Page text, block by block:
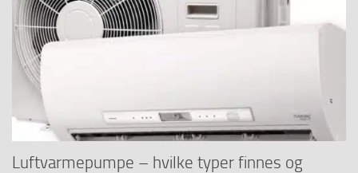
Luftvarmepumpe – hvilke typer finnes og